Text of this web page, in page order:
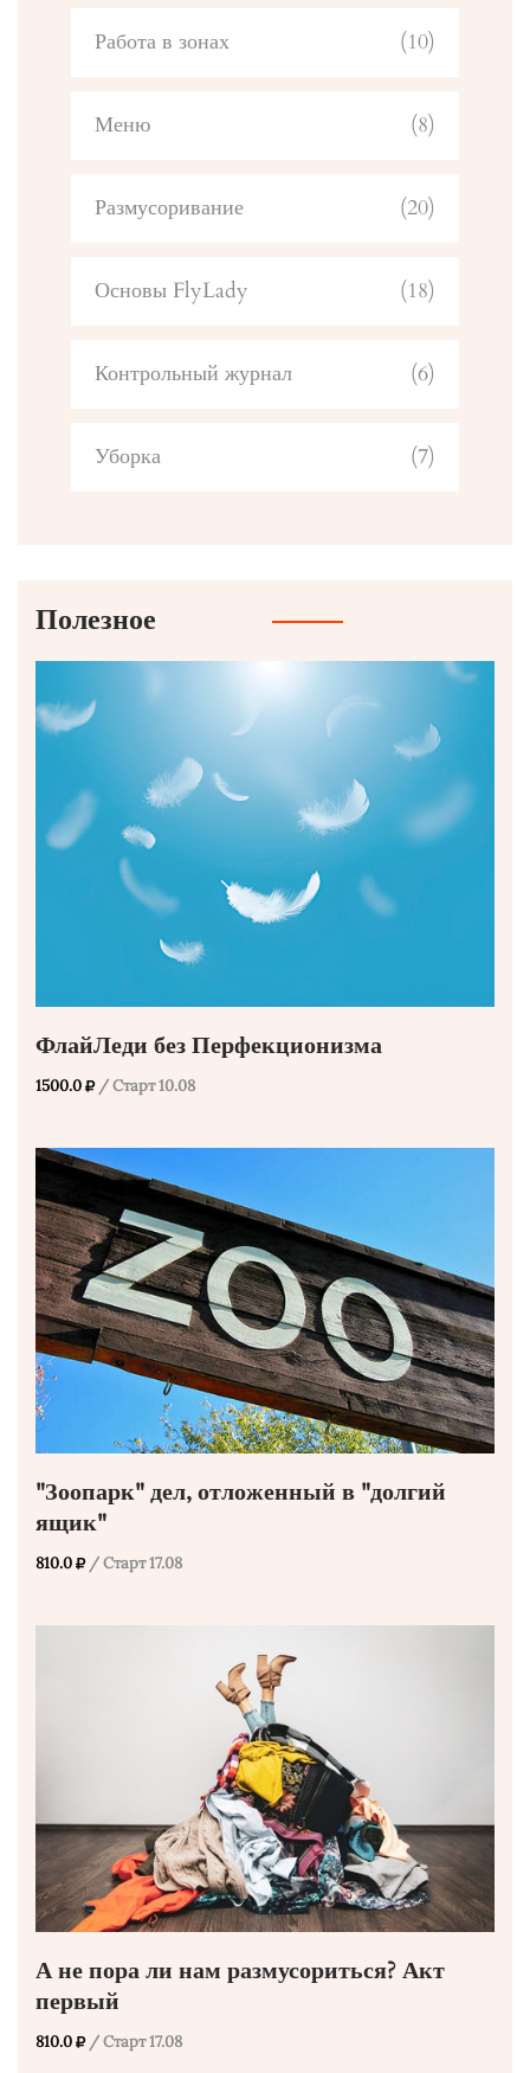
Работа в зонах (10)
Меню (8)
Размусоривание (20)
Основы FlyLady (18)
Контрольный журнал (6)
Уборка (7)
Полезное
ФлайЛеди без Перфекционизма
1500.0 / Старт 10.08
"Зоопарк" дел, отложенный в "долгий
ящик"
810.0 / Старт 17.08
А не пора ли нам размусориться? Акт
первый
810.0 / Старт 17.08